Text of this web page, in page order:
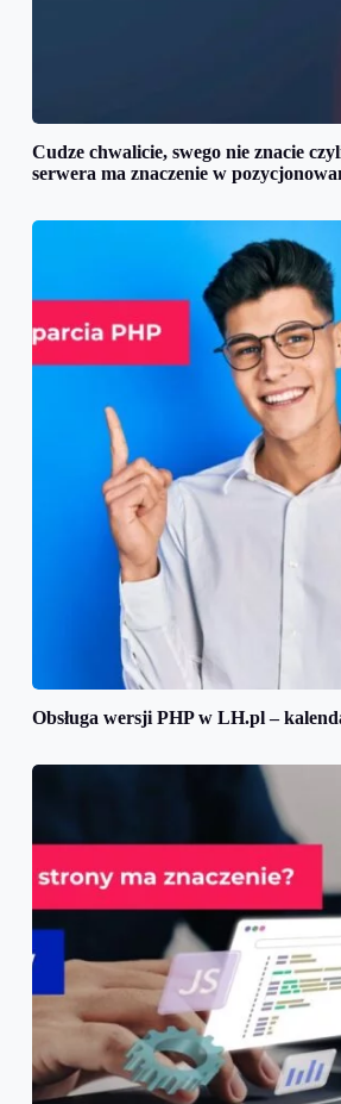
Cudze chwalicie, swego nie znacie
serwera ma znaczenie w
Obsługa wersji PHP w LH.pl –